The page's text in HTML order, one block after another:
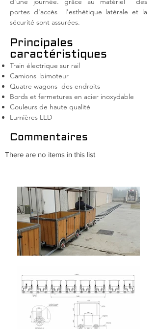
portes d'accès
l'esthétique latérale et la
sécurité sont assurées.
Principales
caractéristiques
Train électrique sur rail
Camions bimoteur
Quatre wagons des endroits
Bords et fermetures en acier inoxydable
Couleurs de haute qualité
Lumières LED
Commentaires
There are no items in this list